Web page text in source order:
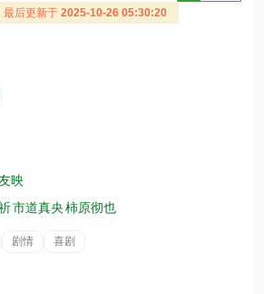
最后更新于 2025-10-26 05:30:20
映
市道真央柿原彻也
剧情 喜剧